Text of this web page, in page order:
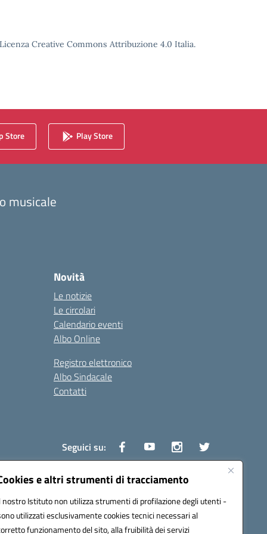
e altri strumenti di tracciamento
nostro Istituto non utilizza strumenti di profilazione degli utenti -
utilizzati esclusivamente cookies tecnici necessari al
funzionamento del sito, alla fruibilità dei servizi
Creative Commons Attribuzione 4.0 Italia.
Store Play Store
musicale
Novità
Le notizie
Le circolari
Calendario eventi
Albo Online
Registro elettronico
Albo Sindacale
Contatti
Seguici su: